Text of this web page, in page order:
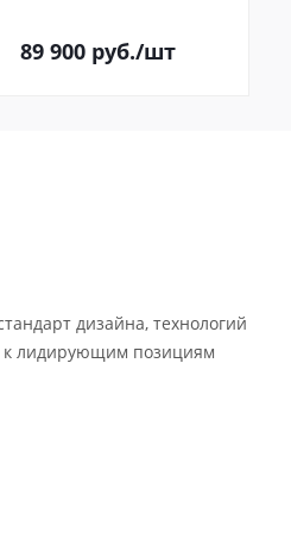
89 900руб./шт
дизайна, технологий
к лидирующим позициям